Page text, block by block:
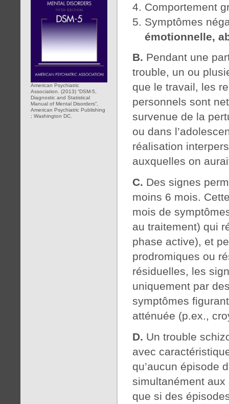
American Psychiatric
Association. (2013) “DSM-5,
Diagnostic and Statistical
Manual of Mental Disorders”,
American Psychiatric Publishing
; Washington DC.
Comportement
Symptômes
émotionnelle,
B. Pendant une
trouble, un ou
que le travail, les
personnels sont
survenue de la
ou dans
réalisation
auxquelles on
C. Des signes
moins 6 mois.
mois de
au traitement) qui
phase active), et
prodromiques ou
résiduelles, les
uniquement par
symptômes
atténuée (p.ex.,
D. Un trouble
avec
qu’aucun épisode
simultanément
que si des